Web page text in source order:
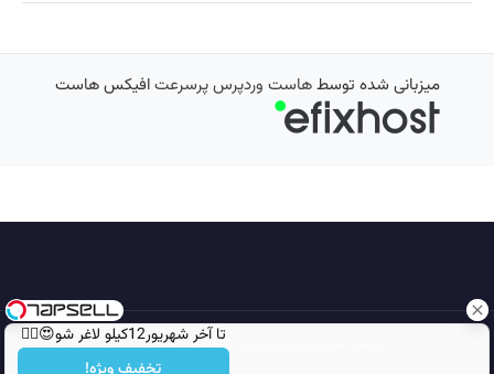
تا آخر شهریور12کیلو لاغر شو😍👌🏻
میزبانی شده توسطهاست وردپرس پرسرعتافیکس هاست
تمامی حقوق محفوظ است © 2026
مجله نورگرام